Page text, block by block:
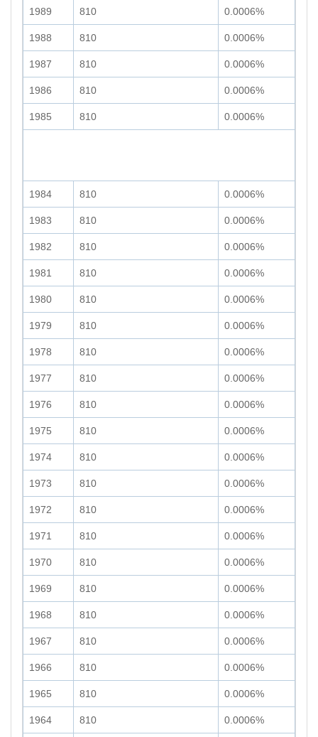
1989 810 0.0006%
1988 810 0.0006%
1987 810 0.0006%
1986 810 0.0006%
1985 810 0.0006%
1984 810 0.0006%
1983 810 0.0006%
1982 810 0.0006%
1981 810 0.0006%
1980 810 0.0006%
1979 810 0.0006%
1978 810 0.0006%
1977 810 0.0006%
1976 810 0.0006%
1975 810 0.0006%
1974 810 0.0006%
1973 810 0.0006%
1972 810 0.0006%
1971 810 0.0006%
1970 810 0.0006%
1969 810 0.0006%
1968 810 0.0006%
1967 810 0.0006%
1966 810 0.0006%
1965 810 0.0006%
1964 810 0.0006%